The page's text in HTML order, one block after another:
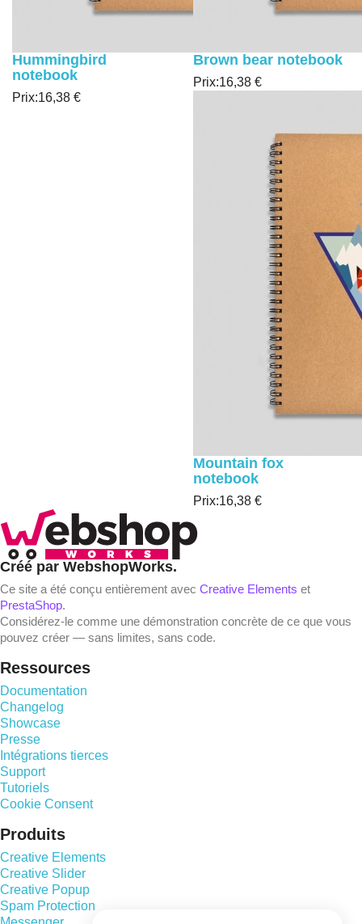
Hummingbird
notebook
Prix:16,38 €
Brown bear notebook
Prix:16,38 €
Mountain fox
notebook
Prix:16,38 €
Créé par WebshopWorks.
Ce site a été conçu entièrement avec Creative Elements et
PrestaShop.
Considérez-le comme une démonstration concrète de ce que vous
pouvez créer — sans limites, sans code.
Ressources
Documentation
Changelog
Showcase
Presse
Intégrations tierces
Support
Tutoriels
Cookie Consent
Produits
Creative Elements
Creative Slider
Creative Popup
Spam Protection